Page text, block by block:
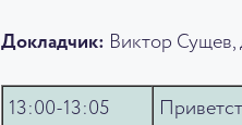
Докладчик: Виктор
13:00-13:05